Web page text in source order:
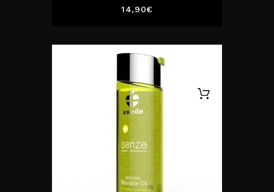
14,90€Prix